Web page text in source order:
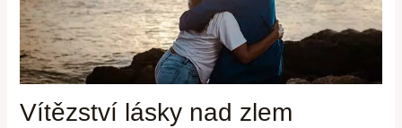
Vítězství lásky nad zlem